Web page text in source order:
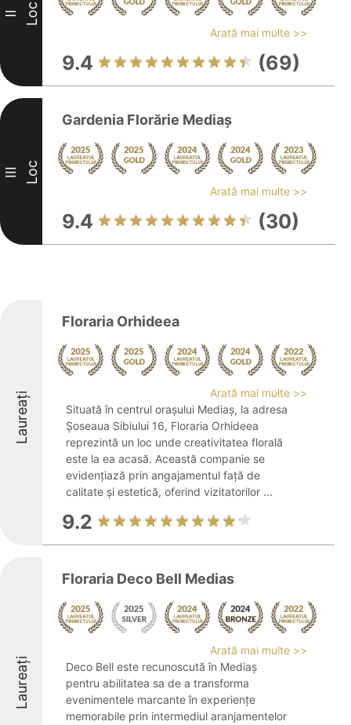
II Loc
Arată mai multe >>
9.4 (69)
III Loc
Gardenia Florărie Mediaș
Arată mai multe >>
9.4 (30)
Laureați
Floraria Orhideea
Arată mai multe >>
Situată în centrul orașului Mediaș, la adresa
Șoseaua Sibiului 16, Floraria Orhideea
reprezintă un loc unde creativitatea florală
este la ea acasă. Această companie se
evidențiază prin angajamentul față de
calitate și estetică, oferind vizitatorilor ...
9.2
Laureați
Floraria Deco Bell Medias
Arată mai multe >>
Deco Bell este recunoscută în Mediaș
pentru abilitatea sa de a transforma
evenimentele marcante în experiențe
memorabile prin intermediul aranjamentelor